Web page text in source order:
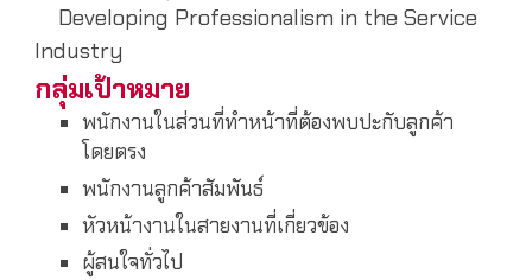
Developing Professionalism in the Service
Industry
กลุ่มเป้าหมาย
พนักงานในส่วนที่ทำหน้าที่ต้องพบปะกับลูกค้า
โดยตรง
พนักงานลูกค้าสัมพันธ์
หัวหน้างานในสายงานที่เกี่ยวข้อง
ผู้สนใจทั่วไป